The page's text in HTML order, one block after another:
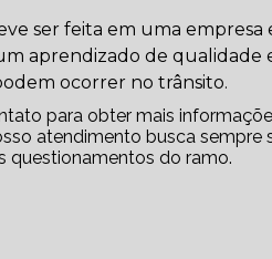
ser feita em uma
aprendizado de qualidade
ocorrer no trânsito.
para obter mais
atendimento busca sempre
questionamentos do ramo.